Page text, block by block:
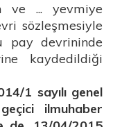
ve ... yevmiye
sözleşmesiyle
pay devrininde
kaydedildiği
1 sayılı genel
ilmuhaber